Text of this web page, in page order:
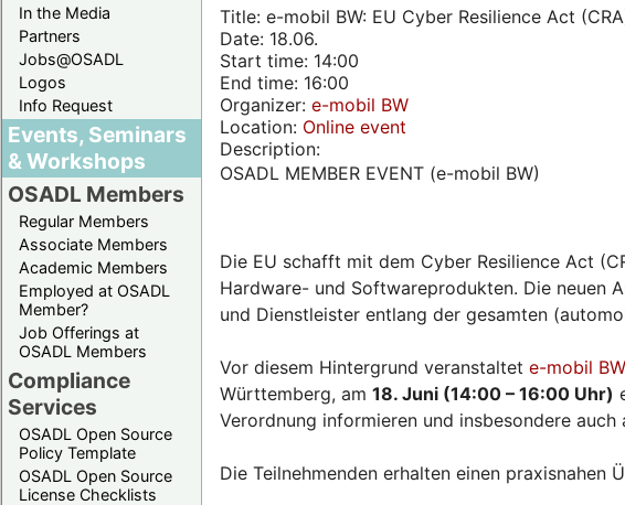
In the Media
Partners
Jobs@OSADL
Logos
Info Request
Events, Seminars
& Workshops
OSADL Members
Regular Members
Associate Members
Academic Members
Employed at OSADL
Member?
Job Offerings at
OSADL Members
Compliance
Services
OSADL Open Source
Policy Template
OSADL Open Source
License Checklists
Title: e-mobil BW: EU Cyber Resilience Act
Date: 18.06.
Start time: 14:00
End time: 16:00
Organizer: e-mobil BW
Location: Online event
Description:
OSADL MEMBER EVENT (e-mobil BW)
Die EU schafft mit dem Cyber Resilience Act
Hardware- und Softwareprodukten. Die neuen
und Dienstleister entlang der gesamten
Vor diesem Hintergrund veranstaltet e-mobil BW
Württemberg, am 18. Juni (14:00 – 16:00 Uhr)
Verordnung informieren und insbesondere
Die Teilnehmenden erhalten einen praxisnahen